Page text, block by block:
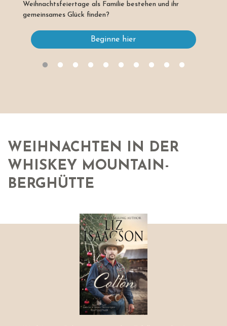
Weihnachtsfeiertage als Familie bestehen und ihr
gemeinsames Glück finden?
Beginne hier
WEIHNACHTEN IN DER
WHISKEY MOUNTAIN-
BERGHÜTTE